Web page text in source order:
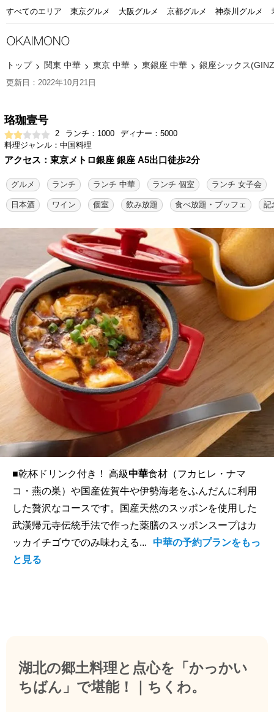
すべてのエリア 東京グルメ 大阪グルメ 京都グルメ 神奈川グルメ
トップ 関東 中華 東京 中華 東銀座 中華 銀座シックス
更新日：2022年10月21日
珞珈壹号
2 ランチ：1000
ディナー：5000
料理ジャンル：中国料理
アクセス：東京メトロ銀座 銀座 A5出口徒歩2分
グルメ ランチ ランチ 中華 ランチ 個室 ランチ 女子会
日本酒 ワイン 個室 飲み放題 食べ放題・ブッフェ 記
■乾杯ドリンク付き！ 高級中華食材（フカヒレ・ナマ
コ・燕の巣）や国産佐賀牛や伊勢海老をふんだんに利用
した贅沢なコースです。国産天然のスッポンを使用した
武漢帰元寺伝統手法で作った薬膳のスッポンスープはカ
ッカイチゴウでのみ味わえる...
中華の予約プランをもっ
と見る
湖北の郷土料理と点心を「かっかい
ちばん」で堪能！｜ちくわ。